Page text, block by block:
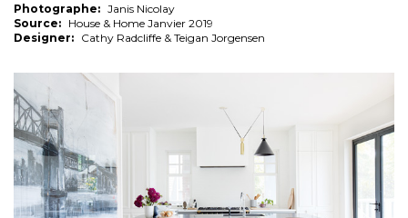
Photographe: Janis Nicolay
Source: House & Home Janvier 2019
Designer: Cathy Radcliffe & Teigan Jorgensen